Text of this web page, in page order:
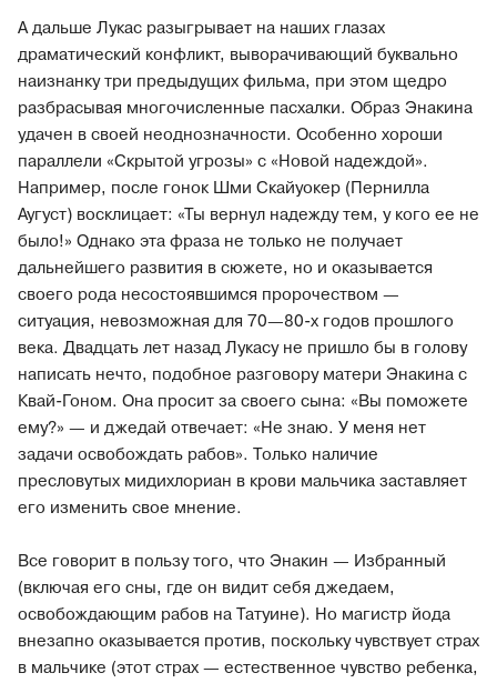
А дальше Лукас разыгрывает на наших глазах
драматический конфликт, выворачивающий буквально
наизнанку три предыдущих фильма, при этом щедро
разбрасывая многочисленные пасхалки. Образ Энакина
удачен в своей неоднозначности. Особенно хороши
параллели «Скрытой угрозы» с «Новой надеждой».
Например, после гонок Шми Скайуокер (Пернилла
Аугуст) восклицает: «Ты вернул надежду тем, у кого ее не
было!» Однако эта фраза не только не получает
дальнейшего развития в сюжете, но и оказывается
своего рода несостоявшимся пророчеством —
ситуация, невозможная для 70—80-х годов прошлого
века. Двадцать лет назад Лукасу не пришло бы в голову
написать нечто, подобное разговору матери Энакина с
Квай-Гоном. Она просит за своего сына: «Вы поможете
ему?» — и джедай отвечает: «Не знаю. У меня нет
задачи освобождать рабов». Только наличие
пресловутых мидихлориан в крови мальчика заставляет
его изменить свое мнение.
Все говорит в пользу того, что Энакин — Избранный
(включая его сны, где он видит себя джедаем,
освобождающим рабов на Татуине). Но магистр йода
внезапно оказывается против, поскольку чувствует страх
в мальчике (этот страх — естественное чувство ребенка,